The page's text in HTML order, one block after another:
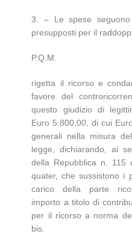
3. – Le spese seguono
presupposti per il
P.Q.M.
rigetta il ricorso e
favore del
questo giudizio di
Euro 5.800,00, di cui
generali nella misura
legge, dichiarando, ai
della Repubblica n. 115
quater, che sussistono i
carico della parte
importo a titolo di
per il ricorso a norma
bis.